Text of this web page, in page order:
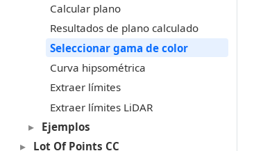
Calcular plano
Resultados de plano calculado
Seleccionar gama de color
Curva hipsométrica
Extraer límites
Extraer límites LiDAR
Ejemplos
Lot Of Points CC